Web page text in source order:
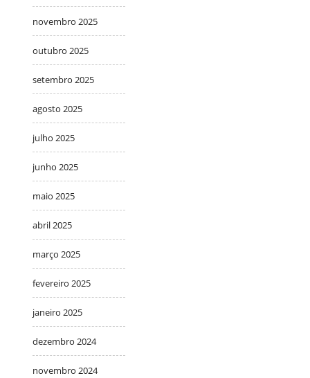
novembro 2025
outubro 2025
setembro 2025
agosto 2025
julho 2025
junho 2025
maio 2025
abril 2025
março 2025
fevereiro 2025
janeiro 2025
dezembro 2024
novembro 2024